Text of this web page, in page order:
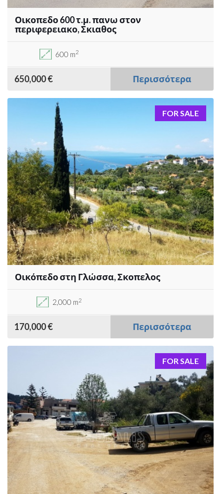
Οικοπεδο 600 τ.μ. πανω στον
περιφερειακο, Σκιαθος
600 m2
650,000 € Περισσότερα
FOR SALE
Οικόπεδο στη Γλώσσα, Σκοπελος
2,000 m2
170,000 € Περισσότερα
FOR SALE